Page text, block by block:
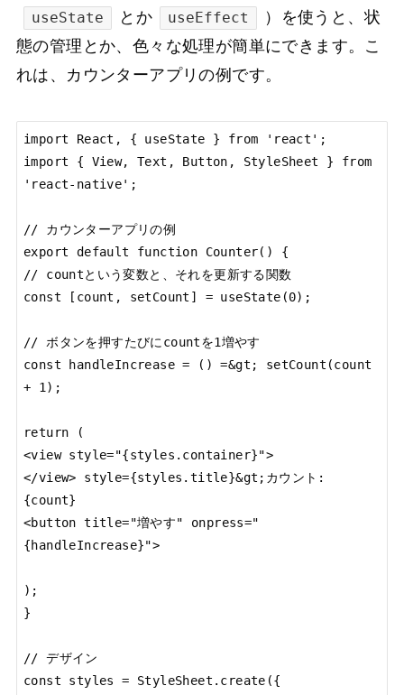
useState とか useEffect
）を使うと、状
態の管理とか、色々な処理が簡単にできます。こ
れは、カウンターアプリの例です。
import React, { useState } from 'react';
import { View, Text, Button, StyleSheet } from
'react-native';
// カウンターアプリの例
export default function Counter() {
// countという変数と、それを更新する関数
const [count, setCount] = useState(0);
// ボタンを押すたびにcountを1増やす
const handleIncrease = () =&gt; setCount(count
+ 1);
return (
<view style="{styles.container}">
</view> style={styles.title}&gt;カウント:
{count}
<button title="増やす" onpress="
{handleIncrease}">
);
}
// デザイン
const styles = StyleSheet.create({